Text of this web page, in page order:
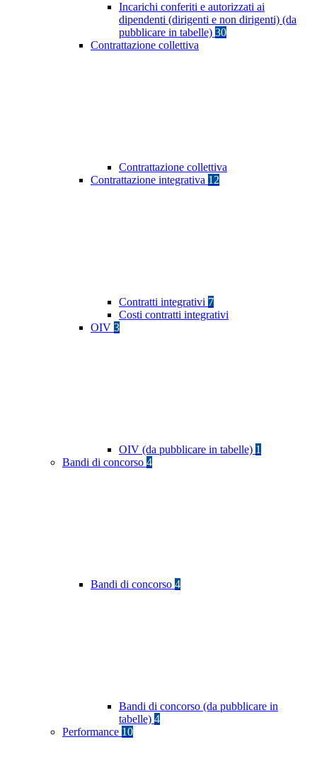
Incarichi conferiti e autorizzati ai
dipendenti (dirigenti e non dirigenti) (da
pubblicare in tabelle) 30
Contrattazione collettiva
Contrattazione collettiva
Contrattazione integrativa 12
Contratti integrativi 7
Costi contratti integrativi
OIV 3
OIV (da pubblicare in tabelle) 1
Bandi di concorso 4
Bandi di concorso 4
Bandi di concorso (da pubblicare in
tabelle) 4
Performance 10